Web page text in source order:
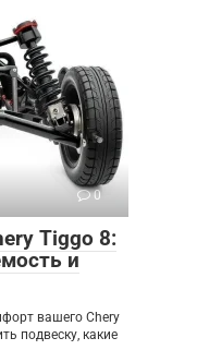
0
Tiggo 8:
и
вашего Chery
подвеску, какие